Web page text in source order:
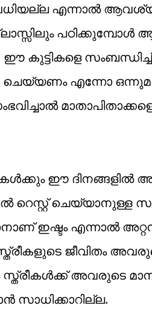
എന്നാൽ
പഠിക്കുമ്പോൾ
കുട്ടികളെ
ചെയ്യണം എന്നോ
ഈ ദിനങ്ങളിൽ
റെസ്റ്റ് ചെയ്യാനുള്ള
ഇഷ്ടം എന്നാൽ
ജീവിതം
സ്ത്രീകൾക്ക് അവരുടെ
സാധിക്കാറില്ല.